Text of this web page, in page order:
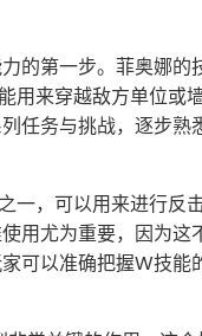
的第一步。菲奥娜
用来穿越敌方单位或
任务与挑战，逐步
一，可以用来进行反
用尤为重要，因为
可以准确把握W技能